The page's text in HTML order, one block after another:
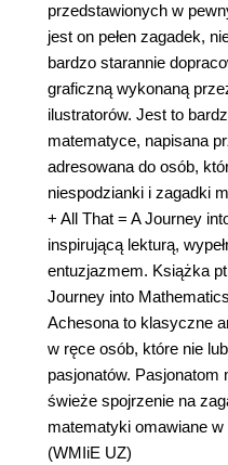
przedstawionych w
jest on pełen zagadek,
bardzo starannie
graficzną wykonaną
ilustratorów. Jest to
matematyce, napisana
adresowana do osób,
niespodzianki i zagadki
+ All That = A Journey
inspirującą lekturą,
entuzjazmem. Książka
Journey into
Achesona to klasyczne
w ręce osób, które nie
pasjonatów. Pasjonatom
świeże spojrzenie na
matematyki omawiane
(WMIiE UZ)